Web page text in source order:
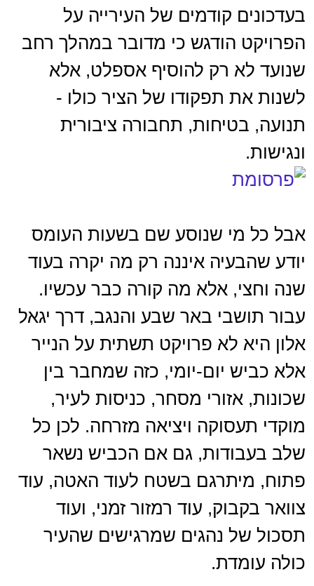
בעדכונים קודמים של העירייה על
הפרויקט הודגש כי מדובר במהלך רחב
שנועד לא רק להוסיף אספלט, אלא
לשנות את תפקודו של הציר כולו -
תנועה, בטיחות, תחבורה ציבורית
ונגישות.
אבל כל מי שנוסע שם בשעות העומס
יודע שהבעיה איננה רק מה יקרה בעוד
שנה וחצי, אלא מה קורה כבר עכשיו.
עבור תושבי באר שבע והנגב, דרך יגאל
אלון היא לא פרויקט תשתית על הנייר
אלא כביש יום-יומי, כזה שמחבר בין
שכונות, אזורי מסחר, כניסות לעיר,
מוקדי תעסוקה ויציאה מזרחה. לכן כל
שלב בעבודות, גם אם הכביש נשאר
פתוח, מיתרגם בשטח לעוד האטה, עוד
צוואר בקבוק, עוד רמזור זמני, ועוד
תסכול של נהגים שמרגישים שהעיר
כולה עומדת.